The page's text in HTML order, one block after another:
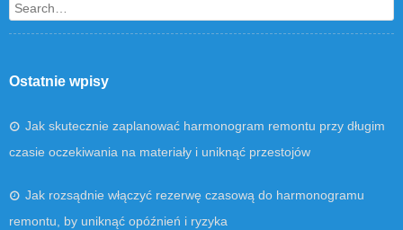
Search
Ostatnie wpisy
Jak skutecznie zaplanować harmonogram remontu przy długim
czasie oczekiwania na materiały i uniknąć przestojów
Jak rozsądnie włączyć rezerwę czasową do harmonogramu
remontu, by uniknąć opóźnień i ryzyka